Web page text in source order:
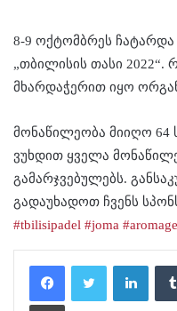
8-9 ოქტომბრეს
„თბილისის თასი
მხარდაჭერით იყო
მონაწილეობა მიიღო 64
ვუხდით ყველა
გამარჯვებულებს.
გადაუხადოთ ჩვენს
#tbilisipadel #joma
Print